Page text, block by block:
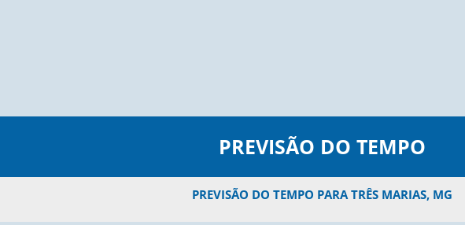
PREVISÃO DO TEMPO
PREVISÃO DO TEMPO PARA TRÊS MARIAS, MG